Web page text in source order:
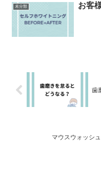
未分類 お客
歯
マウスウォッシ